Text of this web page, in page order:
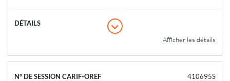
Afficher les détails
410695S